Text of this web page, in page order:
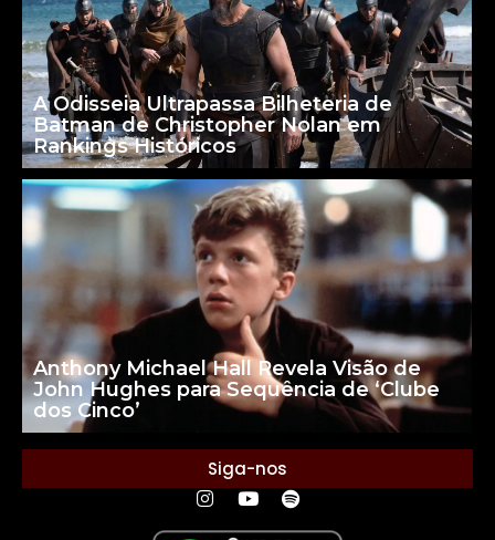
A Odisseia Ultrapassa Bilheteria de
Batman de Christopher Nolan em
Rankings Históricos
Anthony Michael Hall Revela Visão de
John Hughes para Sequência de ‘Clube
dos Cinco’
Siga-nos